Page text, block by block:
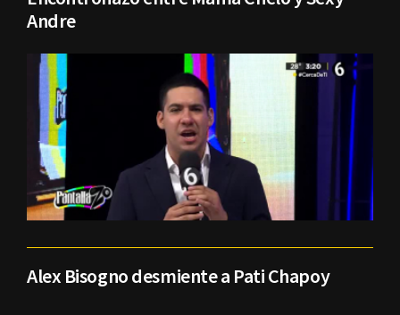
Andre
Alex Bisogno desmiente a Pati Chapoy